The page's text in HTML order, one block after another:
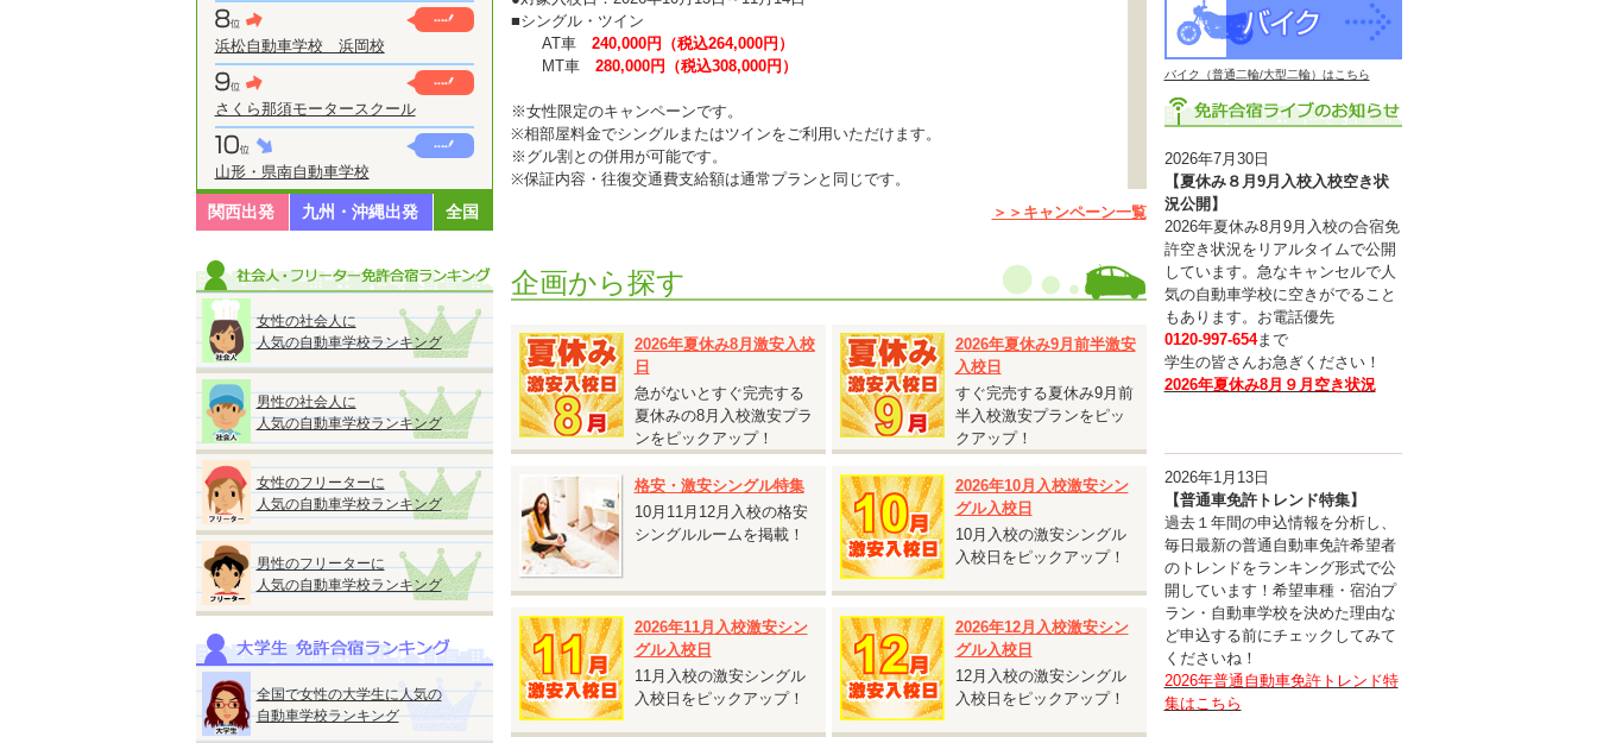
浜松自動車学校 浜岡校
さくら那須モータースクール
山形・県南自動車学校
関西出発 九州・沖縄出発 全国
女性の社会人に
人気の自動車学校ランキング
男性の社会人に
人気の自動車学校ランキング
女性のフリーターに
人気の自動車学校ランキング
男性のフリーターに
人気の自動車学校ランキング
全国で女性の大学生に人気の
自動車学校ランキング
■シングル・ツイン
AT車 240,000円（税込264,000円）
MT車 280,000円（税込308,000円）
※女性限定のキャンペーンです。
※相部屋料金でシングルまたはツインをご利用いただけます。
※グル割との併用が可能です。
※保証内容・往復交通費支給額は通常プランと同じです。
2026.08.03
◆鳥取県 東雲学園イナバ自動車学校◆
『鳥取砂丘へ行くチャンス！人気の鳥取県 校内寮限定キャンペーン』
●対象入校日：9月21日～10月31日のすべての入校日
■校内寮ツイン
AT車 税込233,200円 ⇒税込225,500円
■校内寮シングル・シングルユース
AT車 税込238,700円 ⇒税込231,000円
★シングルは、2人部屋・4人部屋を貸切り利用する場合がございます（シングルユー
ス）。あらかじめご了承ください。
MT車をご希望の方は税込55,000円アップ
普通二輪免許を所持されている方は税込11,000円引
※保証内容・往復交通費支給額は通常プランと同様です。
※2人部屋または4人部屋の貸切利用となる場合がございます。あらかじめご了承くださ
い。
＞＞キャンペーン一覧
企画から探す
2026年夏休み8月激安入校
日
急がないとすぐ完売する
夏休みの8月入校激安プラ
ンをピックアップ！
2026年夏休み9月前半激安
入校日
すぐ完売する夏休み9月前
半入校激安プランをピッ
クアップ！
格安・激安シングル特集
10月11月12月入校の格安
シングルルームを掲載！
2026年10月入校激安シン
グル入校日
10月入校の激安シングル
入校日をピックアップ！
2026年11月入校激安シン
グル入校日
11月入校の激安シングル
入校日をピックアップ！
2026年12月入校激安シン
グル入校日
12月入校の激安シングル
入校日をピックアップ！
バイク（普通二輪/大型二輪）はこちら
2026年7月30日
【夏休み８月9月入校入校空き状
況公開】
2026年夏休み8月9月入校の合宿免
許空き状況をリアルタイムで公開
しています。急なキャンセルで人
気の自動車学校に空きがでること
もあります。お電話優先
0120-997-654まで
学生の皆さんお急ぎください！
2026年夏休み8月９月空き状況
2026年1月13日
【普通車免許トレンド特集】
過去１年間の申込情報を分析し、
毎日最新の普通自動車免許希望者
のトレンドをランキング形式で公
開しています！希望車種・宿泊プ
ラン・自動車学校を決めた理由な
ど申込する前にチェックしてみて
くださいね！
2026年普通自動車免許トレンド特
集はこちら